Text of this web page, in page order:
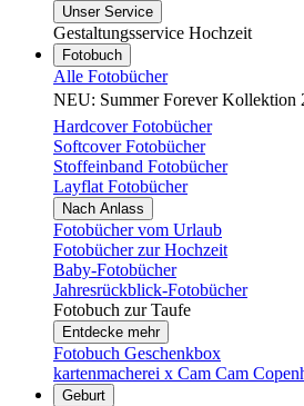
Unser Service
Gestaltungsservice Hochzeit
Fotobuch
Alle Fotobücher
NEU: Summer Forever
Hardcover Fotobücher
Softcover Fotobücher
Stoffeinband Fotobücher
Layflat Fotobücher
Nach Anlass
Fotobücher vom Urlaub
Fotobücher zur Hochzeit
Baby-Fotobücher
Jahresrückblick-Fotobücher
Fotobuch zur Taufe
Entdecke mehr
Fotobuch Geschenkbox
kartenmacherei x Cam Cam
Geburt